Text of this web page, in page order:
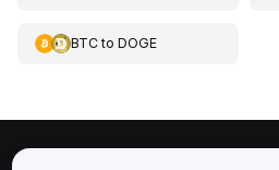
BTCto DOGE